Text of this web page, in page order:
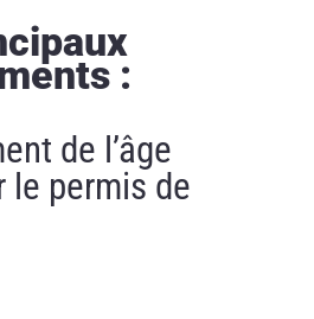
:
de l’âge
le permis de